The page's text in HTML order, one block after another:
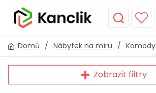
Domů / Nábytek na míru / Komody
Zobrazit filtry